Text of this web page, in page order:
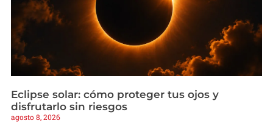
Eclipse solar: cómo proteger tus ojos y
disfrutarlo sin riesgos
agosto 8, 2026